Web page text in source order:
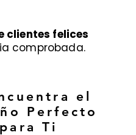
clientes felices
comprobada.
el
Perfecto
para Ti